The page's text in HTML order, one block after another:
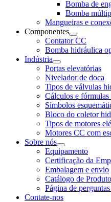
Bomba de
Bomba
Mangueiras e
Componentes
Contator CC
Bomba hidráulica
Indústria
Portas elevatórias
Nivelador de doca
Tipos de válvulas
Cálculos e
Símbolos
Bloco do coletor
Tipos de motores
Motores CC com
Sobre nós
Equipamento
Certificação da
Embalagem e envio
Catálogo de
Página de
Contate-nos